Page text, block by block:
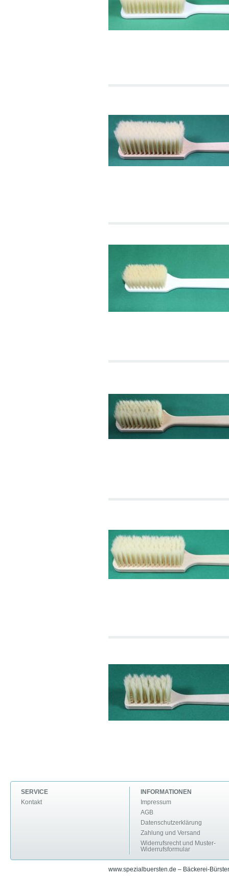
SERVICE
Kontakt
INFORMATIONEN
Impressum
AGB
Datenschutzerklärung
Zahlung und Versand
Widerrufsrecht und Muster-
Widerrufsformular
www.spezialbuersten.de – Bäckerei-